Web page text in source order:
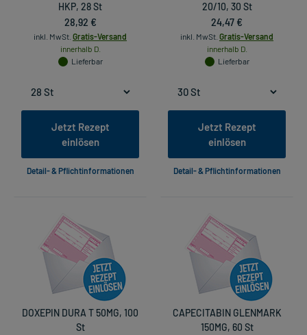
HKP, 28 St
28,92 €
inkl. MwSt. Gratis-Versand
innerhalb D.
Lieferbar
Jetzt Rezept
einlösen
Detail- & Pflichtinformationen
20/10, 30 St
24,47 €
inkl. MwSt. Gratis-Versand
innerhalb D.
Lieferbar
Jetzt Rezept
einlösen
Detail- & Pflichtinformationen
DOXEPIN DURA T 50MG, 100
St
CAPECITABIN GLENMARK
150MG, 60 St